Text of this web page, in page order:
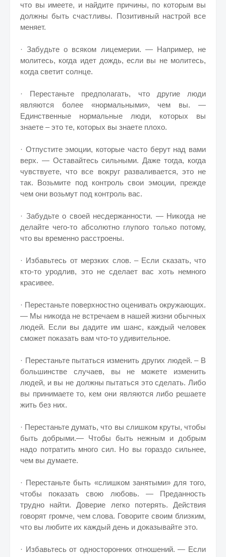
что вы имеете, и найдите причины, по которым вы
должны быть счастливы. Позитивный настрой все
меняет.
· Забудьте о всяком лицемерии. — Например, не
молитесь, когда идет дождь, если вы не молитесь,
когда светит солнце.
· Перестаньте предполагать, что другие люди
являются более «нормальными», чем вы. —
Единственные нормальные люди, которых вы
знаете – это те, которых вы знаете плохо.
· Отпустите эмоции, которые часто берут над вами
верх. — Оставайтесь сильными. Даже тогда, когда
чувствуете, что все вокруг разваливается, это не
так. Возьмите под контроль свои эмоции, прежде
чем они возьмут под контроль вас.
· Забудьте о своей несдержанности. — Никогда не
делайте чего-то абсолютно глупого только потому,
что вы временно расстроены.
· Избавьтесь от мерзких слов. – Если сказать, что
кто-то уродлив, это не сделает вас хоть немного
красивее.
· Перестаньте поверхностно оценивать окружающих.
— Мы никогда не встречаем в нашей жизни обычных
людей. Если вы дадите им шанс, каждый человек
сможет показать вам что-то удивительное.
· Перестаньте пытаться изменить других людей. – В
большинстве случаев, вы не можете изменить
людей, и вы не должны пытаться это сделать. Либо
вы принимаете то, кем они являются либо решаете
жить без них.
· Перестаньте думать, что вы слишком круты, чтобы
быть добрыми.— Чтобы быть нежным и добрым
надо потратить много сил. Но вы гораздо сильнее,
чем вы думаете.
· Перестаньте быть «слишком занятыми» для того,
чтобы показать свою любовь. — Преданность
трудно найти. Доверие легко потерять. Действия
говорят громче, чем слова. Говорите своим близким,
что вы любите их каждый день и доказывайте это.
· Избавьтесь от односторонних отношений. — Если